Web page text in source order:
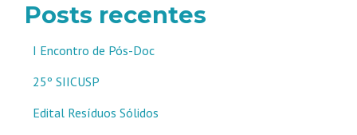
Posts recentes
I Encontro de Pós-Doc
25º SIICUSP
Edital Resíduos Sólidos